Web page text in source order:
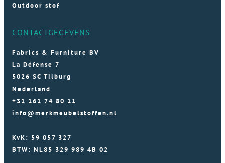
Outdoor stof
CONTACTGEGEVENS
Fabrics & Furniture BV
La Défense 7
5026 SC Tilburg
Nederland
+31 161 74 80 11
info@merkmeubelstoffen.nl
KvK: 59 057 327
BTW: NL85 329 989 4B 02